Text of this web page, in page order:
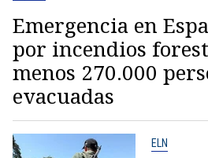
Emergencia en
por incendios
menos 270.000
evacuadas
ELN